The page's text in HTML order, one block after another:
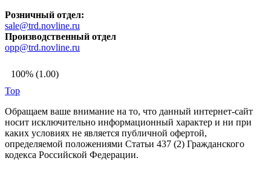
Розничный отдел:
sale@trd.novline.ru
Производственный отдел
opp@trd.novline.ru
100% (1.00)
Top
Обращаем ваше внимание на то, что данный интернет-сайт
носит исключительно информационный характер и ни при
каких условиях не является публичной офертой,
определяемой положениями Статьи 437 (2) Гражданского
кодекса Российской Федерации.